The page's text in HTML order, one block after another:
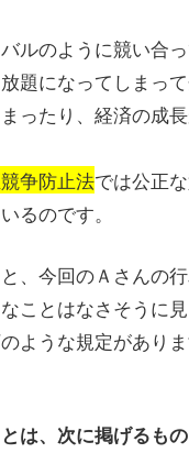
ルのように競い合
題になってしまっ
ったり、経済の成
争防止法では公正
るのです。
、今回のＡさんの
ことはなさそうに見
ような規定がありま
、次に掲げるもの